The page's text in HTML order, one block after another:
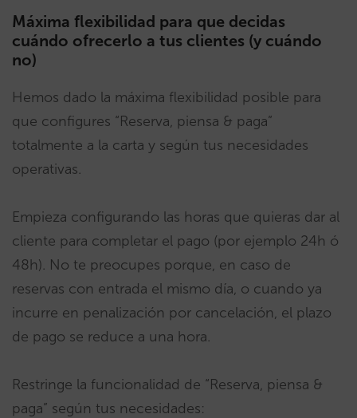
Máxima flexibilidad para que decidas
cuándo ofrecerlo a tus clientes (y cuándo
no)
Hemos dado la máxima flexibilidad posible para
que configures “Reserva, piensa & paga”
totalmente a la carta y según tus necesidades
operativas.
Empieza configurando las horas que quieras dar al
cliente para completar el pago (por ejemplo 24h ó
48h). No te preocupes porque, en caso de
reservas con entrada el mismo día, o cuando ya
incurre en penalización por cancelación, el plazo
de pago se reduce a una hora.
Restringe la funcionalidad de “Reserva, piensa &
paga” según tus necesidades: